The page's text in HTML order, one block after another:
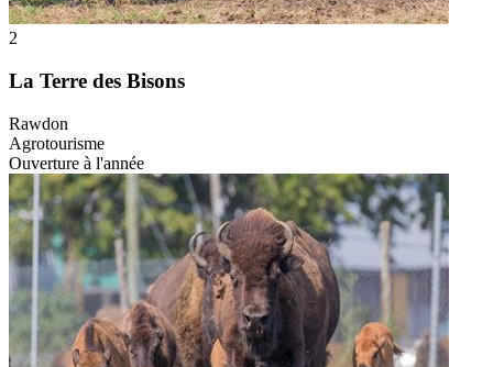
2
La Terre des Bisons
Rawdon
Agrotourisme
Ouverture à l'année